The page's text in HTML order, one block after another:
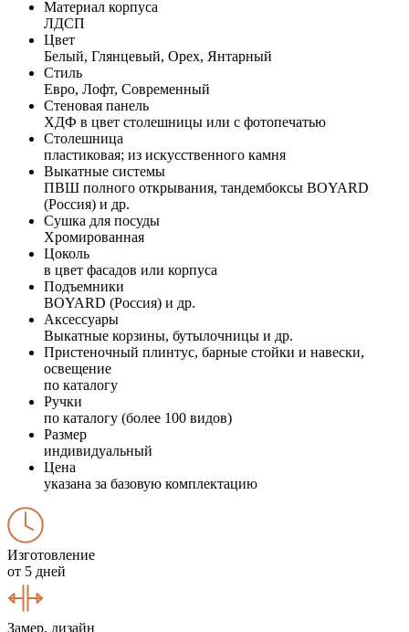
Материал корпуса
ЛДСП
Цвет
Белый, Глянцевый, Орех, Янтарный
Стиль
Евро, Лофт, Современный
Стеновая панель
ХДФ в цвет столешницы или с фотопечатью
Столешница
пластиковая; из искусственного камня
Выкатные системы
ПВШ полного открывания, тандембоксы BOYARD
(Россия) и др.
Сушка для посуды
Хромированная
Цоколь
в цвет фасадов или корпуса
Подъемники
BOYARD (Россия) и др.
Аксессуары
Выкатные корзины, бутылочницы и др.
Пристеночный плинтус, барные стойки и навески,
освещение
по каталогу
Ручки
по каталогу (более 100 видов)
Размер
индивидуальный
Цена
указана за базовую комплектацию
Изготовление
от 5 дней
Замер, дизайн